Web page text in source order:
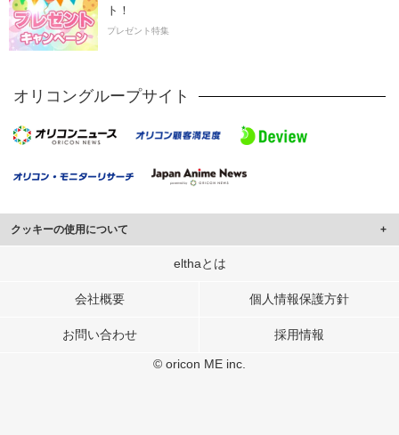
ト！
プレゼント特集
オリコングループサイト
クッキーの使用について
このサイトでは Cookie を使用して、ユーザーに合わせたコンテンツや広告の
行っています。
メディアや広告配信、データ解析の各パートナーに提供しています。
elthaとは
会社概要 個人情報保護方針
お問い合わせ 採用情報
© oricon ME inc.